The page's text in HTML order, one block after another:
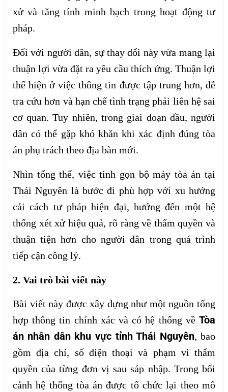
xử và tăng tính minh bạch trong hoạt động tư
pháp.
Đối với người dân, sự thay đổi này vừa mang lại
thuận lợi vừa đặt ra yêu cầu thích ứng. Thuận lợi
thể hiện ở việc thông tin được tập trung hơn, dễ
tra cứu hơn và hạn chế tình trạng phải liên hệ sai
cơ quan. Tuy nhiên, trong giai đoạn đầu, người
dân có thể gặp khó khăn khi xác định đúng tòa
án phụ trách theo địa bàn mới.
Nhìn tổng thể, việc tinh gọn bộ máy tòa án tại
Thái Nguyên là bước đi phù hợp với xu hướng
cải cách tư pháp hiện đại, hướng đến một hệ
thống xét xử hiệu quả, rõ ràng về thẩm quyền và
thuận tiện hơn cho người dân trong quá trình
tiếp cận công lý.
2. Vai trò bài viết này
Bài viết này được xây dựng như một nguồn tổng
hợp thông tin chính xác và có hệ thống vềTòa
án nhân dân khu vực tỉnh Thái Nguyên, bao
gồm địa chỉ, số điện thoại và phạm vi thẩm
quyền của từng đơn vị sau sáp nhập. Trong bối
cảnh hệ thống tòa án được tổ chức lại theo mô